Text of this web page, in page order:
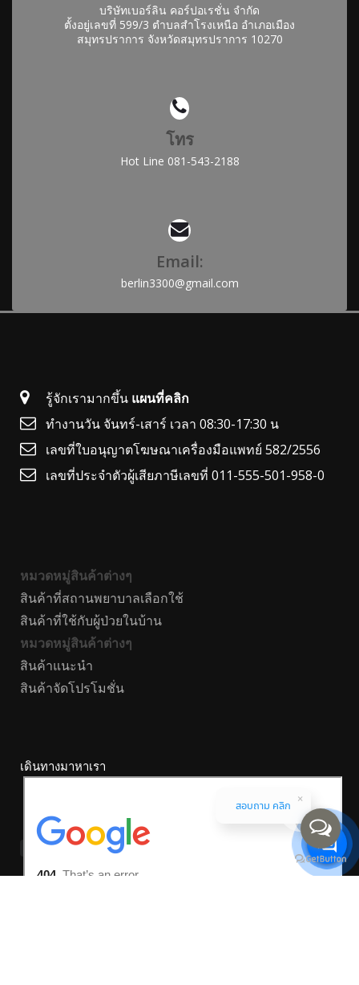
บริษัทเบอร์ลิน คอร์ปอเรชั่น จำกัด
ตั้งอยู่เลขที่ 599/3 ตำบลสำโรงเหนือ อำเภอเมือง
สมุทรปราการ จังหวัดสมุทรปราการ 10270
โทร
Hot Line 081-543-2188
Email:
berlin3300@gmail.com
รู้จักเรามากขึ้น แผนที่คลิก
ทำงานวัน จันทร์-เสาร์ เวลา 08:30-17:30 น
เลขที่ใบอนุญาตโฆษณาเครื่องมือแพทย์ 582/2556
เลขที่ประจำตัวผู้เสียภาษีเลขที่ 011-555-501-958-0
หมวดหมู่สินค้าต่างๆ
สินค้าที่สถานพยาบาลเลือกใช้
สินค้าที่ใช้กับผู้ป่วยในบ้าน
หมวดหมู่สินค้าต่างๆ
สินค้าแนะนำ
สินค้าจัดโปรโมชั่น
เดินทางมาหาเรา
สอบถาม คลิก